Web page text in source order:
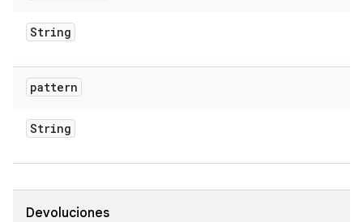
String
pattern
String
Devoluciones